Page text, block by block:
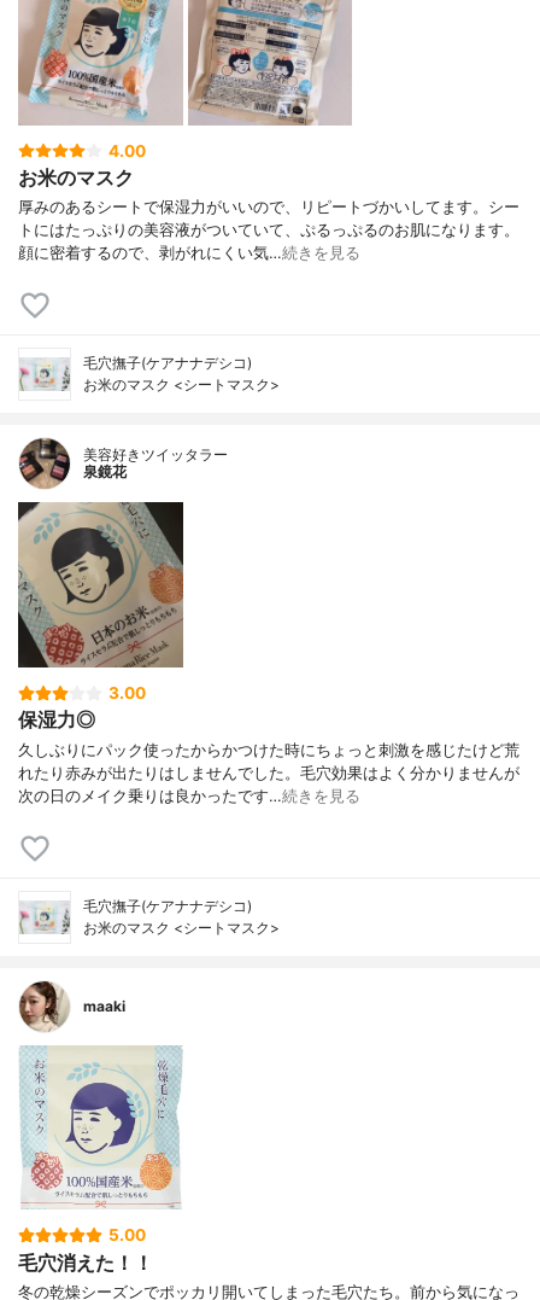
4.00
お米のマスク
厚みのあるシートで保湿力がいいので、リピートづかいしてます。シー
トにはたっぷりの美容液がついていて、ぷるっぷるのお肌になります。
顔に密着するので、剥がれにくい気…続きを見る
毛穴撫子(ケアナナデシコ)
お米のマスク <シートマスク>
美容好きツイッタラー
泉鏡花
3.00
保湿力◎
久しぶりにパック使ったからかつけた時にちょっと刺激を感じたけど荒
れたり赤みが出たりはしませんでした。毛穴効果はよく分かりませんが
次の日のメイク乗りは良かったです…続きを見る
毛穴撫子(ケアナナデシコ)
お米のマスク <シートマスク>
maaki
5.00
毛穴消えた！！
冬の乾燥シーズンでポッカリ開いてしまった毛穴たち。前から気になっ